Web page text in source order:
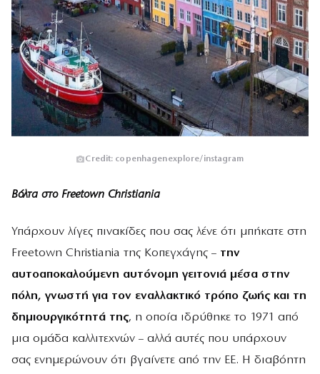
Credit: copenhagenexplore/instagram
Βόλτα στο Freetown Christiania
Υπάρχουν λίγες πινακίδες που σας λένε ότι μπήκατε στη
Freetown Christiania της Κοπεγχάγης – την
αυτοαποκαλούμενη αυτόνομη γειτονιά μέσα στην
πόλη, γνωστή για τον εναλλακτικό τρόπο ζωής και τη
δημιουργικότητά της, η οποία ιδρύθηκε το 1971 από
μια ομάδα καλλιτεχνών – αλλά αυτές που υπάρχουν
σας ενημερώνουν ότι βγαίνετε από την ΕΕ. Η διαβόητη